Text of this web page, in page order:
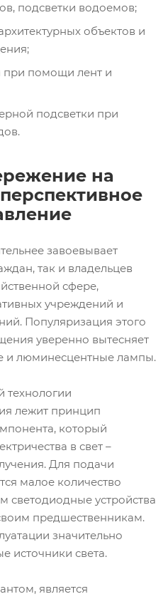
подсветки водоемов;
объектов и
при помощи лент и
подсветки при
на
завоевывает
так и владельцев
сфере,
учреждений и
Популяризация этого
уверенно вытесняет
и люминесцентные лампы.
лежит принцип
который
в свет –
Для подачи
малое количество
светодиодные устройства
предшественникам.
значительно
источники света.
является